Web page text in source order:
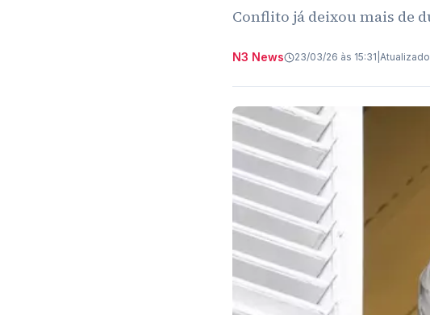
Conflito já deixou mais de
N3 News 23/03/26 às 15:31 Atualizado